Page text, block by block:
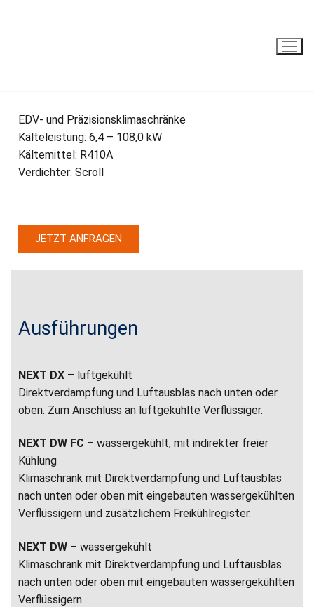
EDV- und Präzisionsklimaschränke
Kälteleistung: 6,4 – 108,0 kW
Kältemittel: R410A
Verdichter: Scroll
JETZT ANFRAGEN
Ausführungen
NEXT DX – luftgekühlt
Direktverdampfung und Luftausblas nach unten oder
oben. Zum Anschluss an luftgekühlte Verﬂüssiger.
NEXT DW FC – wassergekühlt, mit indirekter freier
Kühlung
Klimaschrank mit Direktverdampfung und Luftausblas
nach unten oder oben mit eingebauten wassergekühlten
Verﬂüssigern und zusätzlichem Freikühlregister.
NEXT DW – wassergekühlt
Klimaschrank mit Direktverdampfung und Luftausblas
nach unten oder oben mit eingebauten wassergekühlten
Verﬂüssigern